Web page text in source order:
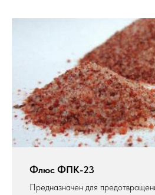
Флюс ФПK-23
Предназначен для